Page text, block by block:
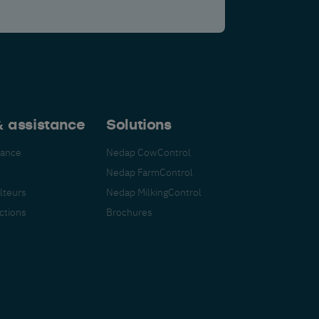
assistance
Solutions
Nedap CowControl
Nedap FarmControl
Nedap MilkingControl
Brochures